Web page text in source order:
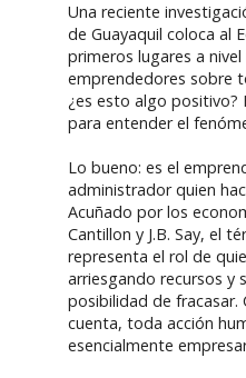
Una reciente
de Guayaquil coloca al
primeros lugares a
emprendedores sobre
¿es esto algo positivo?
para entender el
Lo bueno: es el
administrador quien
Acuñado por los
Cantillon y J.B. Say, el
representa el rol de
arriesgando recursos y
posibilidad de
cuenta, toda acción
esencialmente